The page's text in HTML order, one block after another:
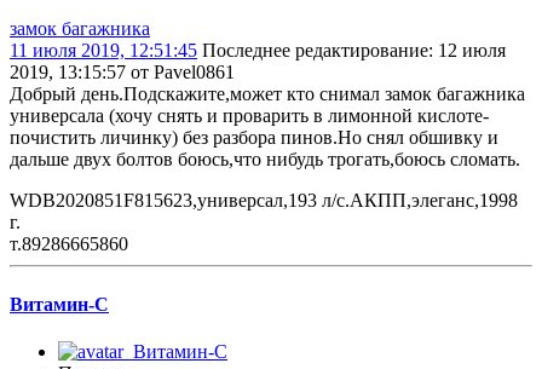
замок багажника
11 июля 2019, 12:51:45 Последнее редактирование: 12 июля
2019, 13:15:57 от Pavel0861
Добрый день.Подскажите,может кто снимал замок багажника
универсала (хочу снять и проварить в лимонной кислоте-
почистить личинку) без разбора пинов.Но снял обшивку и
дальше двух болтов боюсь,что нибудь трогать,боюсь сломать.
WDB2020851F815623,универсал,193 л/с.АКПП,элеганс,1998
г.
т.89286665860
Витамин-С